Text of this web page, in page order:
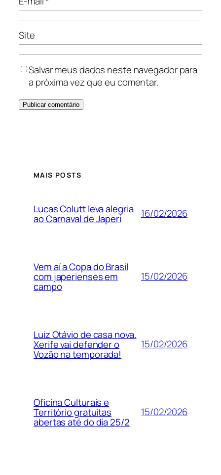
Site
Salvar meus dados neste navegador para
a próxima vez que eu comentar.
MAIS POSTS
Lucas Colutt leva alegria
ao Carnaval de Japeri 16/02/2026
Vem aí a Copa do Brasil
com japerienses em
campo
15/02/2026
Luiz Otávio de casa nova.
Xerife vai defender o
Vozão na temporada!
15/02/2026
Oficina Culturais e
Território gratuitas
abertas até do dia 25/2
15/02/2026